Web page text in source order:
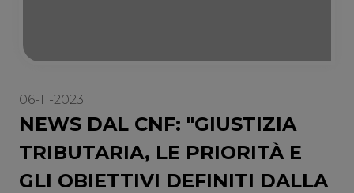
06-11-2023
NEWS DAL CNF: "GIUSTIZIA
TRIBUTARIA, LE PRIORITÀ E
GLI OBIETTIVI DEFINITI DALLA